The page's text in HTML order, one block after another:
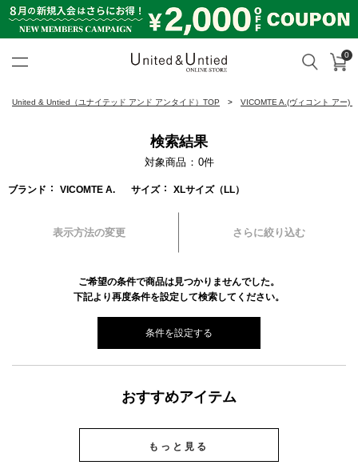
検索 カ
0
United & Untied（ユナイテッド アンド アンタイド）TOP VICOMTE A.(ヴィコント アー)
検索結果
対象商品 0件
ブランド VICOMTE A. サイズ XLサイズ（LL）
表示方法の変更 さらに絞り込む
ご希望の条件で商品は見つかりませんでした。
下記より再度条件を設定して検索してください。
条件を設定する
おすすめアイテム
もっと見る